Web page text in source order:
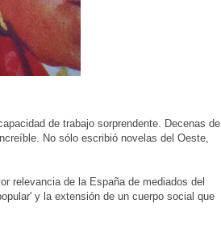
de trabajo sorprendente. Decenas de
No sólo escribió novelas del Oeste,
relevancia de la España de mediados del
y la extensión de un cuerpo social que